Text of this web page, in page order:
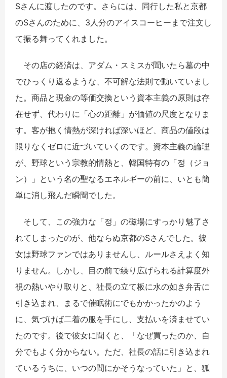
Sさんに渡したのです。さらには、同行した私と京都
のSさんのために、 3 人分のアイスコーヒーまで注文し
て振る舞ってくれました。
その店の経済は、アダム・スミスが聞いたら墓の中
でひっくり返るような、不可解な法則で動いていまし
た。商品と現金の等価交換という資本主義の原則は存
在せず、代わりに「心の距離」が価値の尺度となりま
す。客が抱く情熱が深ければ深いほど、商品の値段は
限りなくゼロに近づいていくのです。資本主義の論理
が、野球という宗教的情熱と、韓国特有の「정 （ジョ
ン）」という名の聖なるエネルギーの前に、いとも簡
単に消し飛んだ瞬間でした。
そして、この強力な「정 」の磁場にすっかり魅了さ
れてしまったのが、他ならぬ京都のSさんでした。彼
女は野球ファンではありませんし、ルールさえよく知
りません。しかし、目の前で繰り広げられる計算度外
視の熱いやり取りと、社長の立て板に水の如き弁舌に
引き込まれ、まるで催眠術にでもかかったかのよう
に、気づけば二着の服を手にし、支払いを済ませてい
たのです。後で彼女に聞くと、「なぜ買ったのか、自
分でもよく分からない。ただ、社長の話に引き込まれ
ているうちに、いつの間にかそうなっていた」と、狐